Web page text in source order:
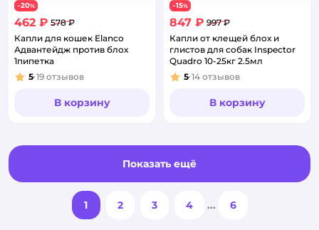
−20%
462 ₽ 578 ₽
Капли для кошек Elanco
Адвантейдж против блох
1пипетка
Рейтинг:
5 19 отзывов
В корзину
−15%
847 ₽ 997 ₽
Капли от клещей блох и
глистов для собак Inspector
Quadro 10-25кг 2.5мл
Рейтинг:
5 14 отзывов
В корзину
Показать ещё
1 2 3 4 ... 6